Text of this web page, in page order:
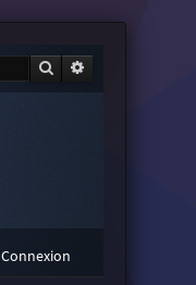
Rechercher
Connexion